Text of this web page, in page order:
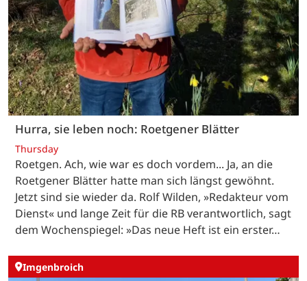
Hurra, sie leben noch: Roetgener Blätter
Thursday
Roetgen. Ach, wie war es doch vordem... Ja, an die
Roetgener Blätter hatte man sich längst gewöhnt.
Jetzt sind sie wieder da. Rolf Wilden, »Redakteur vom
Dienst« und lange Zeit für die RB verantwortlich, sagt
dem Wochenspiegel: »Das neue Heft ist ein erster…
Imgenbroich